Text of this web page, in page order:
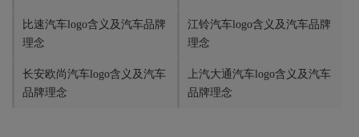
比速汽车logo含义及汽车品牌
理念
‌江铃汽车logo含义及汽车品牌
理念
长安欧尚汽车logo含义及汽车
品牌理念
上汽大通汽车logo含义及汽车
品牌理念